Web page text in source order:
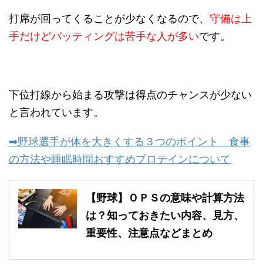
打席が回ってくることが少なくなるので、 守備は上
手だけどバッティングは苦手な人が多いです。
下位打線から始まる攻撃は得点のチャンスが少ない
と言われています。
➡野球選手が体を大きくする３つのポイント 食事
の方法や睡眠時間おすすめプロテインについて
【野球】ＯＰＳの意味や計算方法
は？知っておきたい内容、見方、
重要性、注意点などまとめ